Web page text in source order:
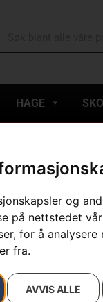
og
på nettstedet
for å
fra.
AVVIS ALLE
HAGE